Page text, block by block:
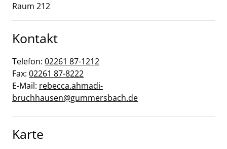
Raum 212
Kontakt
Telefon: 02261 87-1212
Fax: 02261 87-8222
E-Mail: rebecca.ahmadi-
bruchhausen@gummersbach.de
Karte